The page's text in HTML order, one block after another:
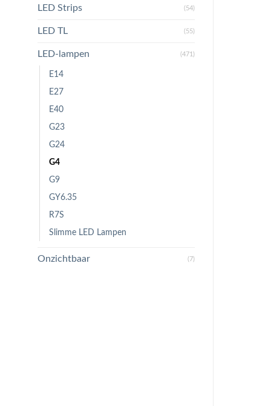
LED Strips (54)
LED TL (55)
LED-lampen (471)
E14
E27
E40
G23
G24
G4
G9
GY6.35
R7S
Slimme LED Lampen
Onzichtbaar (7)